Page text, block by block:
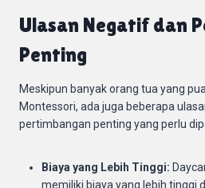
Ulasan Negatif dan
Penting
Meskipun banyak orang tua yang
Montessori, ada juga beberapa
pertimbangan penting yang perlu
Biaya yang Lebih Tinggi:
memiliki biaya yang lebih tinggi